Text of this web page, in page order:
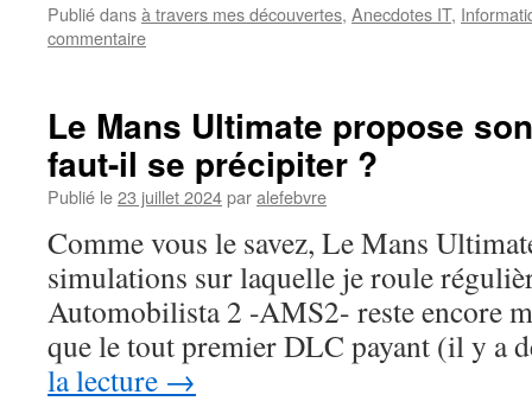
Publié dansà travers mes découvertes, Anecdotes IT,
commentaire
Le Mans Ultimate propose
faut-il se précipiter ?
Publié le23 juillet 2024paralefebvre
Comme vous le savez, Le Mans
simulations sur laquelle je roule
Automobilista 2 -AMS2- reste encore
que le tout premier DLC payant (il y a
la lecture →